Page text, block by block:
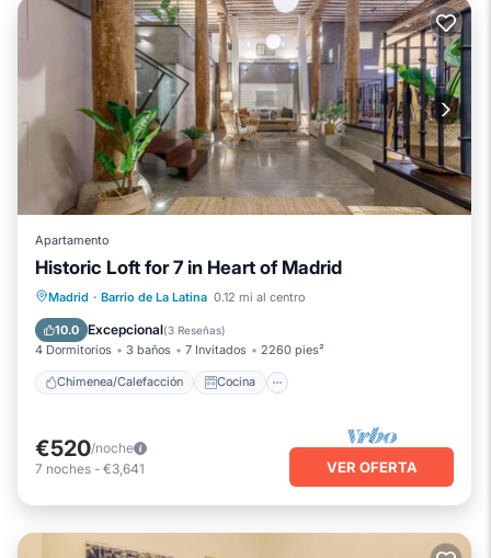
Apartamento
Historic Loft for 7 in Heart of Madrid
Madrid · Barrio de La Latina 0.12 mi al centro
10.0 Excepcional(3 Reseñas)
4 Dormitorios 3 baños 7 Invitados 2260 pies²
Chimenea/Calefacción Cocina
Chimenea/Calefacción
Cocina
Apto para niños
€520/noche
7 noches - €3,641 VER OFERTA